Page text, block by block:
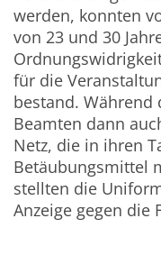
werden, konnten
von 23 und 30
für die
bestand. Während
Beamten dann
Netz, die in ihren
Betäubungsmittel
stellten die
Anzeige gegen die